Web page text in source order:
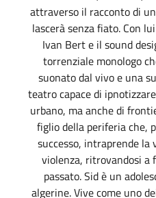
attraverso il racconto di
lascerà senza fiato. Con
Ivan Bert e il sound
torrenziale monologo
suonato dal vivo e una
teatro capace di
urbano, ma anche di
figlio della periferia che,
successo, intraprende la
violenza, ritrovandosi a
passato. Sid è un
algerine. Vive come uno